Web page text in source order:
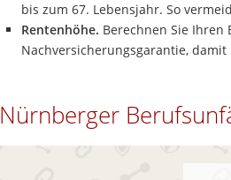
bis zum 67. Lebensjahr. So
Rentenhöhe. Berechnen Sie
Nachversicherungsgarantie,
Nürnberger